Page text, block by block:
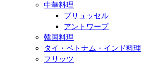
中華料理
ブリュッセル
アントワープ
韓国料理
タイ・ベトナム・インド料理
フリッツ